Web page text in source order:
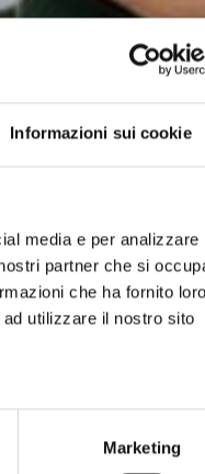
Informazioni sui cookie
media e per analizzare
partner che si
che ha fornito
utilizzare il nostro sito
Marketing